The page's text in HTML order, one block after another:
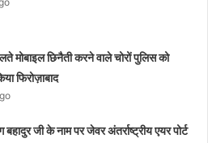
मोबाइल छिनैती करने वाले चोरों पुलिस को
फिरोज़ाबाद
जी के नाम पर जेवर अंतर्राष्ट्रीय एयर पोर्ट